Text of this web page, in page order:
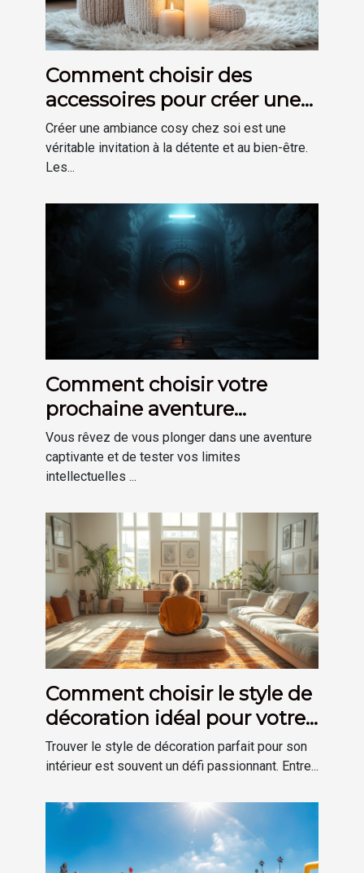
Comment choisir des
accessoires pour créer une
ambiance cosy chez soi
Créer une ambiance cosy chez soi est une
véritable invitation à la détente et au bien-être.
Les...
Comment choisir votre
prochaine aventure
d'escape game immersive
Vous rêvez de vous plonger dans une aventure
captivante et de tester vos limites
intellectuelles ...
Comment choisir le style de
décoration idéal pour votre
maison
Trouver le style de décoration parfait pour son
intérieur est souvent un défi passionnant. Entre...